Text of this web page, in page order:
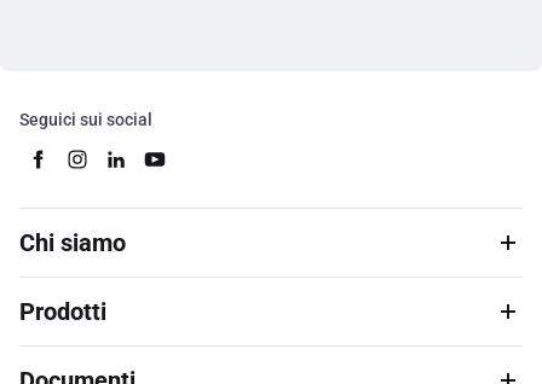
Seguici sui social
Chi siamo
Prodotti